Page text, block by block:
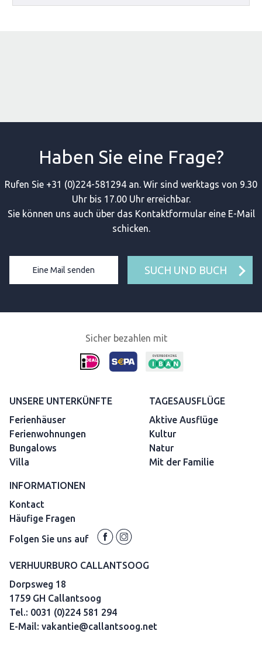
Haben Sie eine Frage?
Rufen Sie +31 (0)224-581294 an. Wir sind werktags von 9.30
Uhr bis 17.00 Uhr erreichbar.
Sie können uns auch über das Kontaktformular eine E-Mail
schicken.
Eine Mail senden SUCH UND BUCH
Sicher bezahlen mit
UNSERE UNTERKÜNFTE
Ferienhäuser
Ferienwohnungen
Bungalows
Villa
TAGESAUSFLÜGE
Aktive Ausflüge
Kultur
Natur
Mit der Familie
INFORMATIONEN
Kontact
Häufige Fragen
Folgen Sie uns auf
VERHUURBURO CALLANTSOOG
Dorpsweg 18
1759 GH Callantsoog
Tel.: 0031 (0)224 581 294
E-Mail: vakantie@callantsoog.net